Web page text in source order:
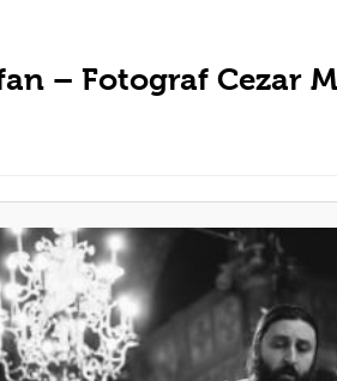
– Fotograf Cezar